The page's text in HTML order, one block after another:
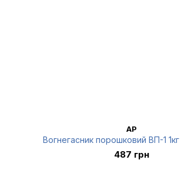
AP
Вогнегасник порошковий ВП-1 1кг
487 грн